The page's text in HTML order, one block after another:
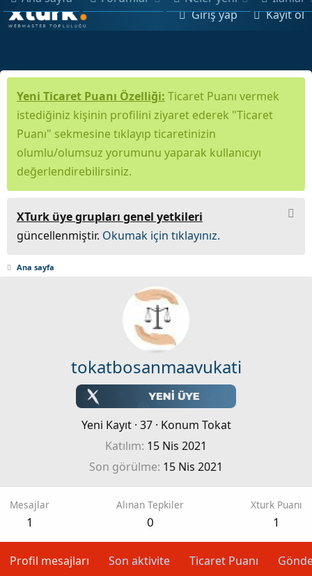
Giriş yap Kayıt ol
Yeni Ticaret Puanı Özelliği: Ticaret Puanı vermek
istediğiniz kişinin profilini ziyaret ederek "Ticaret
Puanı" sekmesine tıklayıp ticaretinizin
olumlu/olumsuz yorumunu yaparak kullanıcıyı
değerlendirebilirsiniz.
XTurk üye grupları genel yetkileri
güncellenmiştir. Okumak için tıklayınız.
Ana sayfa
tokatbosanmaavukati
Yeni Kayıt · 37 · Konum Tokat
Katılım 15 Nis 2021
Son görülme 15 Nis 2021
Mesajlar
1
Alınan Tepkiler
0
Xturk Puanı
1
Profil mesajları Son aktivite Ticaret Puanı